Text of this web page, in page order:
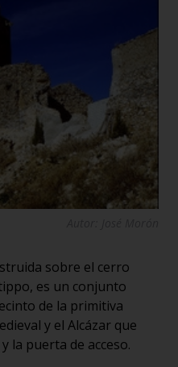
sobre el cerro
es un conjunto
de la primitiva
y el Alcázar que
la puerta de acceso.